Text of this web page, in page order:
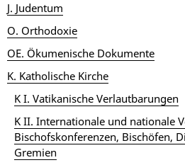
J. Judentum
O. Orthodoxie
OE. Ökumenische Dokumente
K. Katholische Kirche
K I. Vatikanische Verlautbarungen
K II. Internationale und nationale
Bischofskonferenzen, Bischöfen,
Gremien